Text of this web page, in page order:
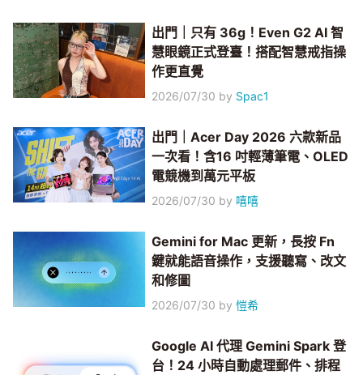
出門｜只有 36g！Even G2 AI 智
慧眼鏡正式登臺！搭配智慧戒指操
作更直覺
2026/07/30 by Spac1
出門｜Acer Day 2026 六款新品
一次看！含16 吋輕薄筆電、OLED
電競機到萬元平板
2026/07/30 by 嘻嘻
Gemini for Mac 更新，長按 Fn
鍵就能語音操作，支援聽寫、改文
和修圖
2026/07/30 by愷希
Google AI 代理 Gemini Spark 登
台！24 小時自動處理郵件、排程